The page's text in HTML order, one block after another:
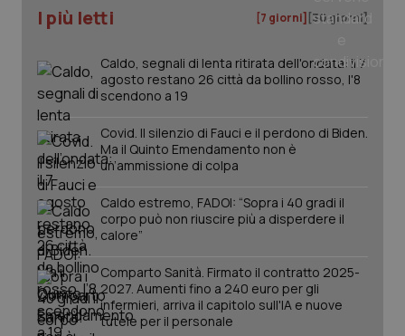
I più letti [7 giorni] [30 giorni]
Caldo, segnali di lenta ritirata dell'ondata: il 7
agosto restano 26 città da bollino rosso, l'8
scendono a 19
Covid. Il silenzio di Fauci e il perdono di Biden.
Ma il Quinto Emendamento non è
un’ammissione di colpa
Caldo estremo, FADOI: “Sopra i 40 gradi il
corpo può non riuscire più a disperdere il
calore”
Comparto Sanità. Firmato il contratto 2025-
2027. Aumenti fino a 240 euro per gli
infermieri, arriva il capitolo sull'IA e nuove
tutele per il personale
.quotidianosanita.it